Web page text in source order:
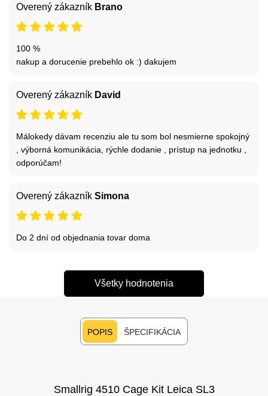
Overený zákazník Brano
100 %
nakup a dorucenie prebehlo ok :) dakujem
Overený zákazník David
Málokedy dávam recenziu ale tu som bol nesmierne spokojný
, výborná komunikácia, rýchle dodanie , prístup na jednotku ,
odporúčam!
Overený zákazník Simona
Do 2 dní od objednania tovar doma
Všetky hodnotenia
POPIS ŠPECIFIKÁCIA
Smallrig 4510 Cage Kit Leica SL3